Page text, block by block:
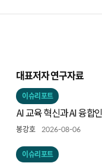
대표저자 연구자료
이슈리포트
AI 교육 혁신과 AI 융합
시사점
봉강호 2026-08-06
이슈리포트